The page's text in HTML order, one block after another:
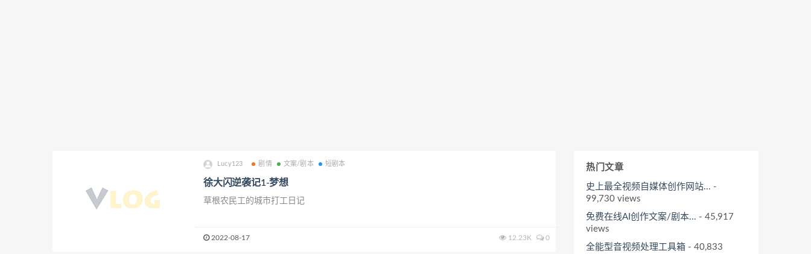
Lucy123 剧情 文案/剧本 短剧本
徐大闪逆袭记1-梦想
草根农民工的城市打工日记
2022-08-17 12.23K 0
热门文章
史上最全视频自媒体创作网站... -
99,730 views
免费在线AI创作文案/剧本... - 45,917
views
全能型音视频处理工具箱 - 40,833